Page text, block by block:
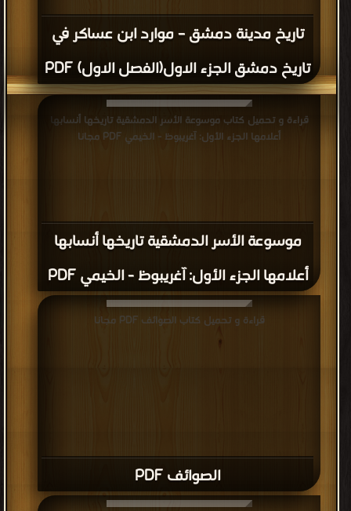
تاريخ مدينة دمشق – موارد ابن عساكر في
تاريخ دمشق الجزء الاول(الفصل الاول) PDF
موسوعة الأسر الدمشقية تاريخها أنسابها
أعلامها الجزء الأول: آغريبوظ - الخيمي PDF
قراءة و تحميل كتاب موسوعة الأسر الدمشقية تاريخها أنسابها
أعلامها الجزء الأول: آغريبوظ - الخيمي PDF مجانا
الصوائف PDF
قراءة و تحميل كتاب الصوائف PDF مجانا